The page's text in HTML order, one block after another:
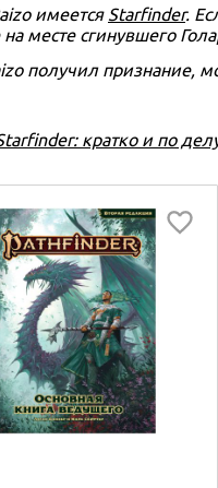
имеется Starfinder.
месте сгинувшего
получил признание,
кратко и по